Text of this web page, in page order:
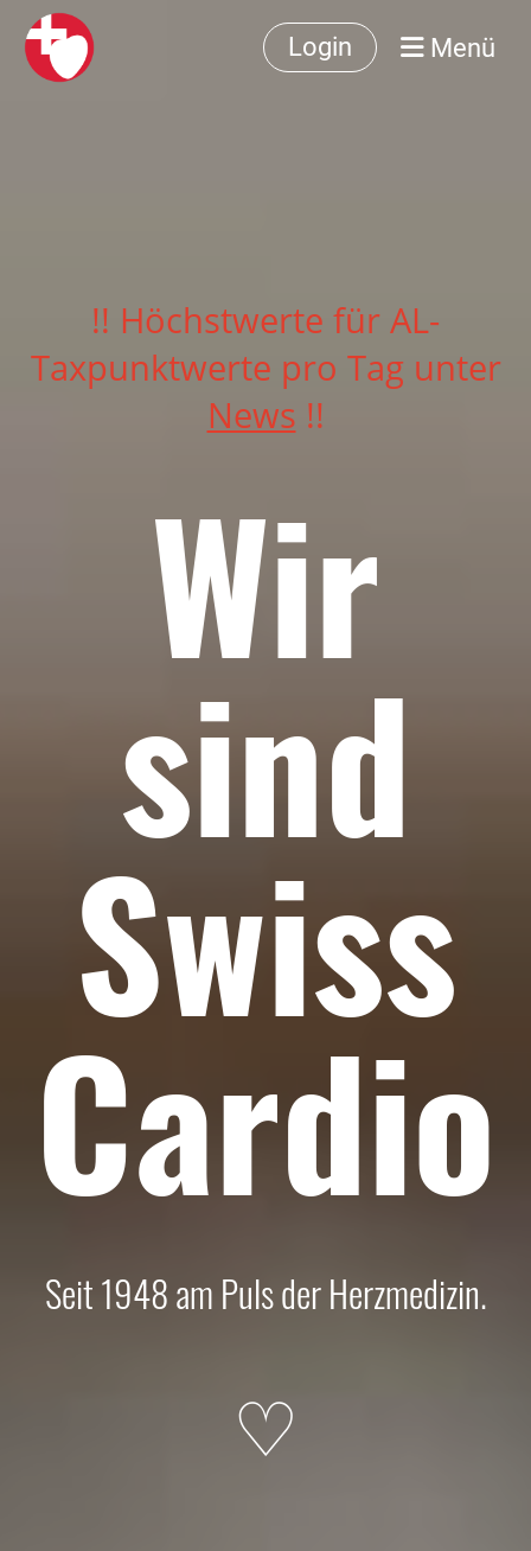
Login Menü
!! Höchstwerte für AL-
Taxpunktwerte pro Tag unter
News !!
Wir
sind
Swiss
Cardio
Seit 1948 am Puls der Herzmedizin.
♡